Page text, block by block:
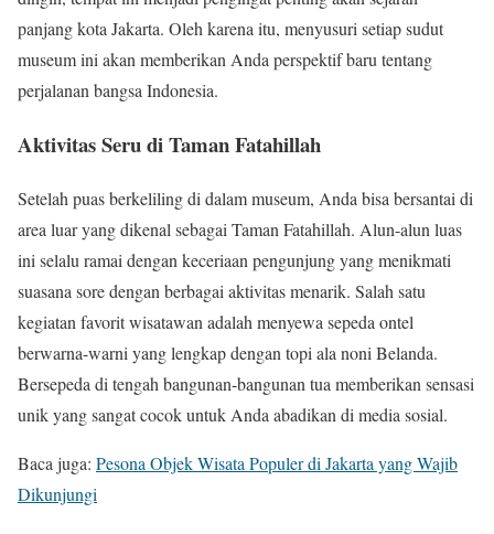
panjang kota Jakarta. Oleh karena itu, menyusuri setiap sudut
museum ini akan memberikan Anda perspektif baru tentang
perjalanan bangsa Indonesia.
Aktivitas Seru di Taman Fatahillah
Setelah puas berkeliling di dalam museum, Anda bisa bersantai di
area luar yang dikenal sebagai Taman Fatahillah. Alun-alun luas
ini selalu ramai dengan keceriaan pengunjung yang menikmati
suasana sore dengan berbagai aktivitas menarik. Salah satu
kegiatan favorit wisatawan adalah menyewa sepeda ontel
berwarna-warni yang lengkap dengan topi ala noni Belanda.
Bersepeda di tengah bangunan-bangunan tua memberikan sensasi
unik yang sangat cocok untuk Anda abadikan di media sosial.
Baca juga: Pesona Objek Wisata Populer di Jakarta yang Wajib
Dikunjungi